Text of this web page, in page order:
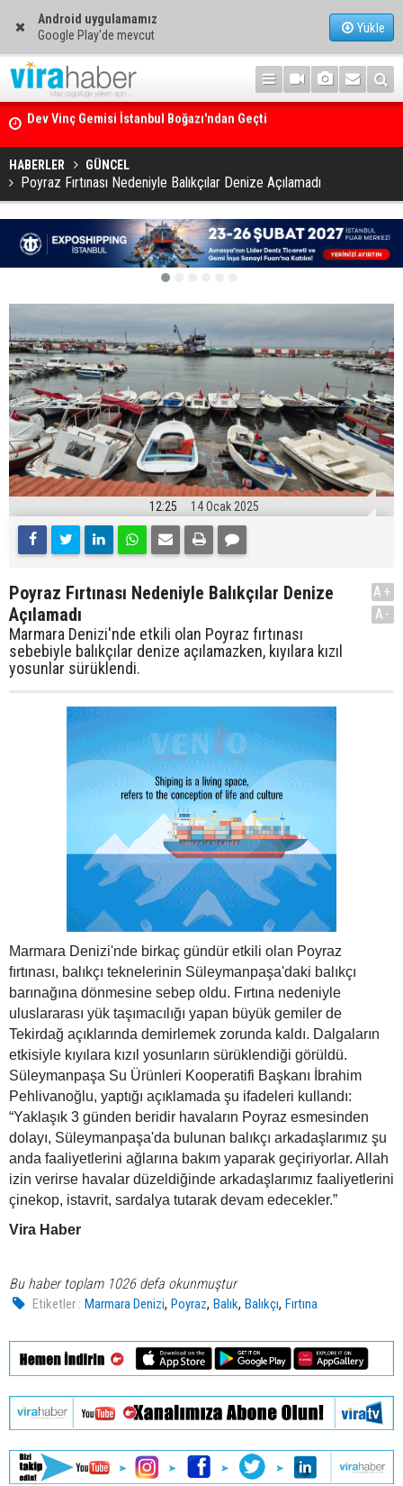
Android uygulamamız
Google Play'de mevcut
Yükle
Ege Denizi’nin En Büyük Mercan Ormanı
HABERLER GÜNCEL
Poyraz Fırtınası Nedeniyle Balıkçılar Denize Açılamadı
12:25 14 Ocak 2025
Poyraz Fırtınası Nedeniyle Balıkçılar Denize
Açılamadı
Marmara Denizi'nde etkili olan Poyraz fırtınası
sebebiyle balıkçılar denize açılamazken, kıyılara kızıl
yosunlar sürüklendi.
A+
A-
Marmara Denizi'nde birkaç gündür etkili olan Poyraz
fırtınası, balıkçı teknelerinin Süleymanpaşa'daki balıkçı
barınağına dönmesine sebep oldu. Fırtına nedeniyle
uluslararası yük taşımacılığı yapan büyük gemiler de
Tekirdağ açıklarında demirlemek zorunda kaldı. Dalgaların
etkisiyle kıyılara kızıl yosunların sürüklendiği görüldü.
Süleymanpaşa Su Ürünleri Kooperatifi Başkanı İbrahim
Pehlivanoğlu, yaptığı açıklamada şu ifadeleri kullandı:
“Yaklaşık 3 günden beridir havaların Poyraz esmesinden
dolayı, Süleymanpaşa'da bulunan balıkçı arkadaşlarımız şu
anda faaliyetlerini ağlarına bakım yaparak geçiriyorlar. Allah
izin verirse havalar düzeldiğinde arkadaşlarımız faaliyetlerini
çinekop, istavrit, sardalya tutarak devam edecekler.”
Vira Haber
Bu haber toplam 1026 defa okunmuştur
Etiketler : Marmara Denizi,Poyraz,Balık,Balıkçı,Fırtına